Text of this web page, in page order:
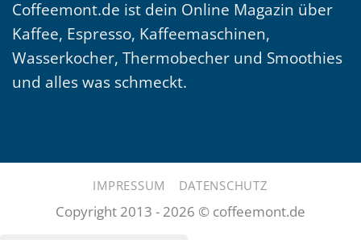
Coffeemont.de ist dein Online Magazin über
Kaffee, Espresso, Kaffeemaschinen,
Wasserkocher, Thermobecher und Smoothies
und alles was schmeckt.
IMPRESSUM DATENSCHUTZ
Copyright 2013 - 2026 © coffeemont.de